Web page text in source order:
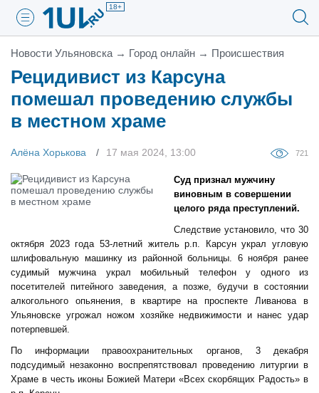
18+
Новости Ульяновска → Город онлайн → Проиcшествия
Рецидивист из Карсуна
помешал проведению службы
в местном храме
Алёна Хорькова 17 мая 2024, 13:00 721
Суд признал мужчину
виновным в совершении
целого ряда преступлений.
Следствие установило, что 30
октября 2023 года 53-летний житель р.п. Карсун украл угловую
шлифовальную машинку из районной больницы. 6 ноября ранее
судимый мужчина украл мобильный телефон у одного из
посетителей питейного заведения, а позже, будучи в состоянии
алкогольного опьянения, в квартире на проспекте Ливанова в
Ульяновске угрожал ножом хозяйке недвижимости и нанес удар
потерпевшей.
По информации правоохранительных органов, 3 декабря
подсудимый незаконно воспрепятствовал проведению литургии в
Храме в честь иконы Божией Матери «Всех скорбящих Радость» в